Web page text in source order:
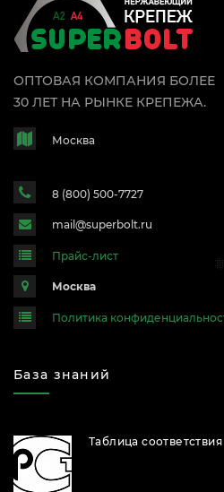
ОПТОВАЯ КОМПАНИЯ БОЛЕЕ
30 ЛЕТ НА РЫНКЕ КРЕПЕЖА.
Москва
8 (800) 500-7727
mail@superbolt.ru
Прайс-лист
Москва
Политика
База знаний
Таблица